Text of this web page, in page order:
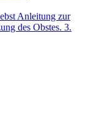
Anleitung zur
des Obstes. 3.